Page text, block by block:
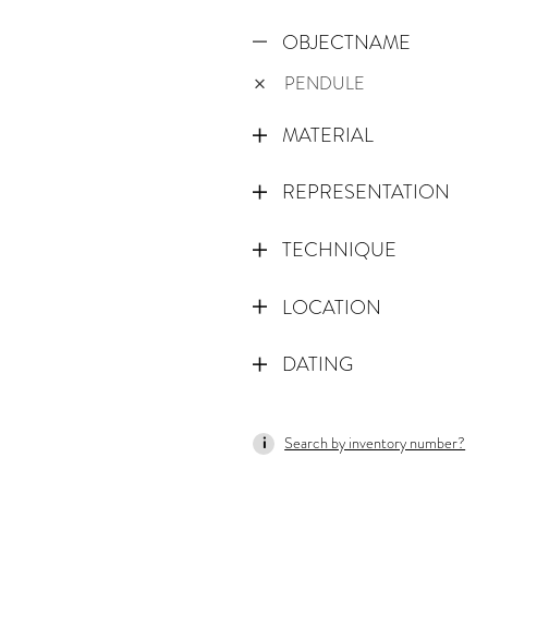
OBJECTNAME
PENDULE
MATERIAL
REPRESENTATION
TECHNIQUE
LOCATION
DATING
Search by inventory number?